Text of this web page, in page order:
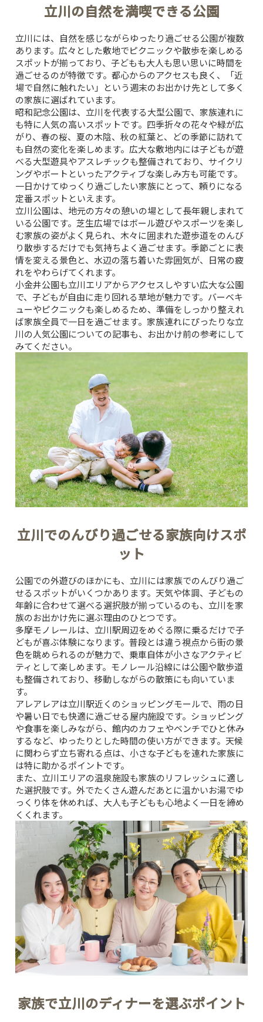
立川の自然を満喫できる公園
立川には、自然を感じながらゆったり過ごせる公園が複数
あります。広々とした敷地でピクニックや散歩を楽しめる
スポットが揃っており、子どもも大人も思い思いに時間を
過ごせるのが特徴です。都心からのアクセスも良く、「近
場で自然に触れたい」という週末のお出かけ先として多く
の家族に選ばれています。
昭和記念公園は、立川を代表する大型公園で、家族連れに
も特に人気の高いスポットです。四季折々の花々や緑が広
がり、春の桜、夏の木陰、秋の紅葉と、どの季節に訪れて
も自然の変化を楽しめます。広大な敷地内には子どもが遊
べる大型遊具やアスレチックも整備されており、サイクリ
ングやボートといったアクティブな楽しみ方も可能です。
一日かけてゆっくり過ごしたい家族にとって、頼りになる
定番スポットといえます。
立川公園は、地元の方々の憩いの場として長年親しまれて
いる公園です。芝生広場ではボール遊びやスポーツを楽し
む家族の姿がよく見られ、木々に囲まれた遊歩道をのんび
り散歩するだけでも気持ちよく過ごせます。季節ごとに表
情を変える景色と、水辺の落ち着いた雰囲気が、日常の疲
れをやわらげてくれます。
小金井公園も立川エリアからアクセスしやすい広大な公園
で、子どもが自由に走り回れる草地が魅力です。バーベキ
ューやピクニックも楽しめるため、準備をしっかり整えれ
ば家族全員で一日を過ごせます。 家族連れにぴったりな立
川の人気公園についての記事も、お出かけ前の参考にして
みてください。
立川でのんびり過ごせる家族向けスポ
ット
公園での外遊びのほかにも、立川には家族でのんびり過ご
せるスポットがいくつかあります。天気や体調、子どもの
年齢に合わせて選べる選択肢が揃っているのも、立川を家
族のお出かけ先に選ぶ理由のひとつです。
多摩モノレールは、立川駅周辺をめぐる際に乗るだけで子
どもが喜ぶ体験になります。普段とは違う視点から街の景
色を眺められるのが魅力で、乗車自体が小さなアクティビ
ティとして楽しめます。モノレール沿線には公園や散歩道
も整備されており、移動しながらの散策にも向いていま
す。
アレアレアは立川駅近くのショッピングモールで、雨の日
や暑い日でも快適に過ごせる屋内施設です。ショッピング
や食事を楽しみながら、館内のカフェやベンチでひと休み
するなど、ゆったりとした時間の使い方ができます。天候
に関わらず立ち寄れる点は、小さな子どもを連れた家族に
は特に助かるポイントです。
また、 立川エリアの温泉施設も家族のリフレッシュに適し
た選択肢です。外でたくさん遊んだあとに温かいお湯でゆ
っくり体を休めれば、大人も子どもも心地よく一日を締め
くくれます。
家族で立川のディナーを選ぶポイント